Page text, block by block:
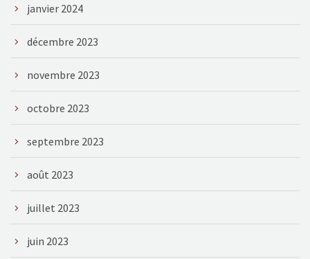
janvier 2024
décembre 2023
novembre 2023
octobre 2023
septembre 2023
août 2023
juillet 2023
juin 2023